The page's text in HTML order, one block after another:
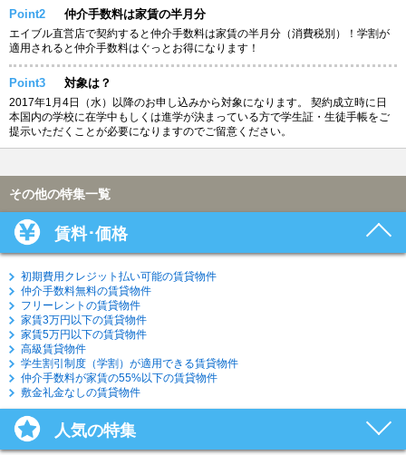
Point2 仲介手数料は家賃の半月分
エイブル直営店で契約すると仲介手数料は家賃の半月分（消費税別）！学割が
適用されると仲介手数料はぐっとお得になります！
Point3 対象は？
2017年1月4日（水）以降のお申し込みから対象になります。 契約成立時に日
本国内の学校に在学中もしくは進学が決まっている方で学生証・生徒手帳をご
提示いただくことが必要になりますのでご留意ください。
その他の特集一覧
賃料･価格
初期費用クレジット払い可能の賃貸物件
仲介手数料無料の賃貸物件
フリーレントの賃貸物件
家賃3万円以下の賃貸物件
家賃5万円以下の賃貸物件
高級賃貸物件
学生割引制度（学割）が適用できる賃貸物件
仲介手数料が家賃の55%以下の賃貸物件
敷金礼金なしの賃貸物件
人気の特集